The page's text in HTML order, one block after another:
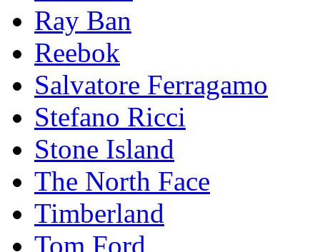
Ray Ban
Reebok
Salvatore Ferragamo
Stefano Ricci
Stоnе Islаnd
The North Face
Timberland
Tom Ford